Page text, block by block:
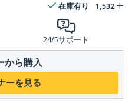
在庫有り 1,532
24/5サポート
から購入
ーを見る